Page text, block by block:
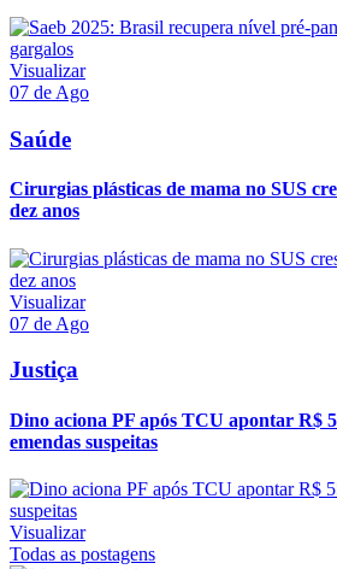
Visualizar
07 de Ago
Saúde
Cirurgias plásticas de mama no SUS
dez anos
Visualizar
07 de Ago
Justiça
Dino aciona PF após TCU apontar R$
emendas suspeitas
Visualizar
Todas as postagens